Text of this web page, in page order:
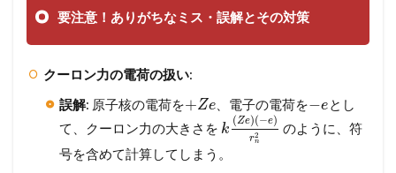
要注意！ありがちなミス・誤解とその対策
クーロン力の電荷の扱い:
誤解: 原子核の電荷を+Ze 、電子の電荷を−eとし
て、クーロン力の大きさを k
(Ze)(−e)
r2
n
のように、符
号を含めて計算してしまう。